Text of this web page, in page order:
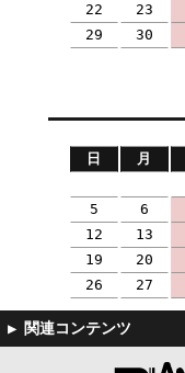
22
23
29
30
日 月
5
6
12
13
19
20
26
27